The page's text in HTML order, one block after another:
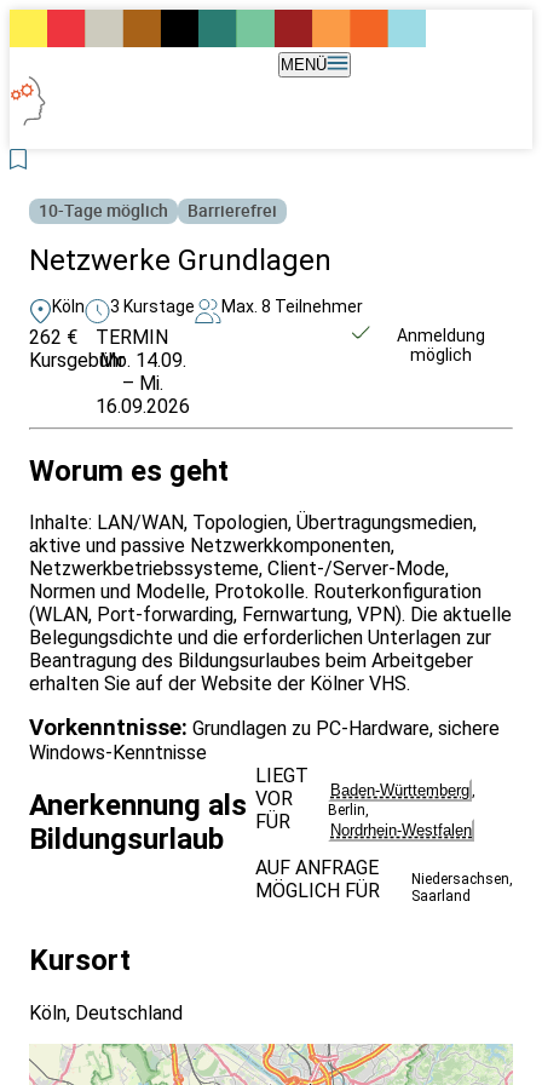
MENÜ
10-Tage möglich Barrierefrei
Netzwerke Grundlagen
Köln 3 Kurstage Max. 8 Teilnehmer
262 €
Kursgebühr
TERMIN
Mo. 14.09.
– Mi.
16.09.2026
Anmeldung
möglich
Worum es geht
Inhalte: LAN/WAN, Topologien, Übertragungsmedien,
aktive und passive Netzwerkkomponenten,
Netzwerkbetriebssysteme, Client-/Server-Mode,
Normen und Modelle, Protokolle. Routerkonfiguration
(WLAN, Port-forwarding, Fernwartung, VPN). Die aktuelle
Belegungsdichte und die erforderlichen Unterlagen zur
Beantragung des Bildungsurlaubes beim Arbeitgeber
erhalten Sie auf der Website der Kölner VHS.
Vorkenntnisse: Grundlagen zu PC-Hardware, sichere
Windows-Kenntnisse
Anerkennung als
Bildungsurlaub
LIEGT
VOR
FÜR
Baden-Württemberg,
Berlin,
Nordrhein-Westfalen
AUF ANFRAGE
MÖGLICH FÜR
Niedersachsen,
Saarland
Kursort
Köln, Deutschland